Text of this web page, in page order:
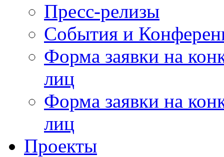
Пресс-релизы
События и
Форма заявки на
лиц
Форма заявки на
лиц
Проекты